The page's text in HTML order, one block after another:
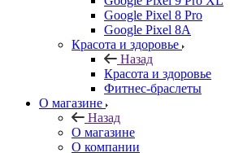
Google Pixel 8 Pro
Google Pixel 8A
Красота и здоровье
Назад
Красота и здоровье
Фитнес-браслеты
О магазине
Назад
О магазине
О компании